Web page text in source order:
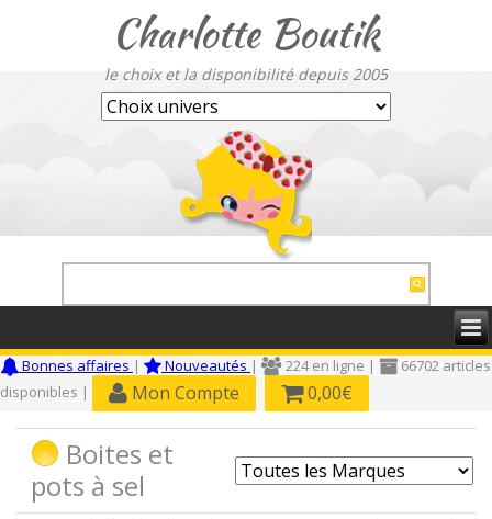
Charlotte Boutik
le choix et la disponibilité depuis 2005
Bonnes affaires | Nouveautés | 224 en ligne |
66702 articles
disponibles |
Mon Compte 0,00€
Boites et
pots à sel